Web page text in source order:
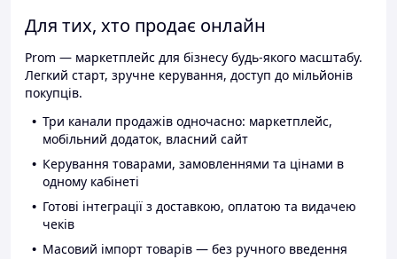
Для тих, хто продає онлайн
Prom — маркетплейс для бізнесу будь-якого масштабу.
Легкий старт, зручне керування, доступ до мільйонів
покупців.
Три канали продажів одночасно: маркетплейс,
мобільний додаток, власний сайт
Керування товарами, замовленнями та цінами в
одному кабінеті
Готові інтеграції з доставкою, оплатою та видачею
чеків
Масовий імпорт товарів — без ручного введення